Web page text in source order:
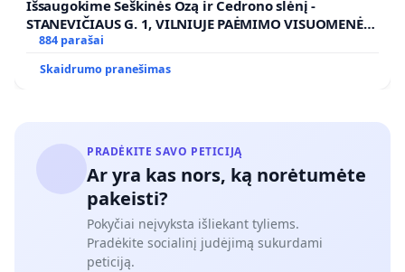
Išsaugokime Šeškinės Ozą ir Cedrono slėnį -
STANEVIČIAUS G. 1, VILNIUJE PAĖMIMO VISUOMENĖS
POREIKIAMS (IŠPIRKIMO) IR JO PRITAIKYMO VIEŠAJAI
ŽELDYNŲ FUNKCIJAI
884 parašai
Skaidrumo pranešimas
PRADĖKITE SAVO PETICIJĄ
Ar yra kas nors, ką norėtumėte
pakeisti?
Pokyčiai neįvyksta išliekant tyliems.
Pradėkite socialinį judėjimą sukurdami
peticiją.